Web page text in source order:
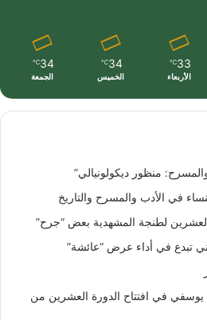
33
℃
الأربعاء
34
℃
الخميس
34
℃
الجمعة
منظور ديكولونيالي”
في الأدب والمسرح والتاريخ
العشرين لطنجة المشهدية بعض “جرح”
تبدع في أداء عرض “عائشة”
في افتتاح الدورة العشرين من